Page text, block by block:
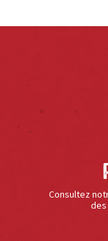
Consultez
des